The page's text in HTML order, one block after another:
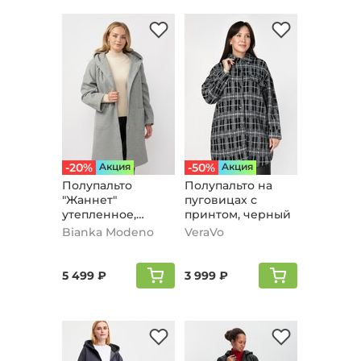
-20% Aкция
Полупальто
"Жаннет"
утепленное,
серый
Bianka Modeno
5 499 ₽
-50% Aкция
Полупальто на
пуговицах с
принтом, черный
VeraVo
3 999 ₽